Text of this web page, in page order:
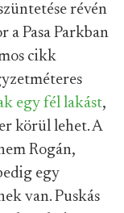
révén
Pasa Parkban
cikk
egy fél lakást,
körül lehet. A
Rogán,
egy
van. Puskás